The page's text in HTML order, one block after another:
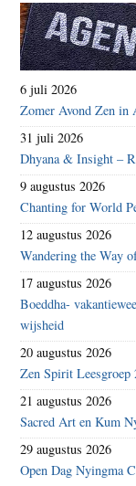
6 juli 2026
Zomer Avond Zen in
31 juli 2026
Dhyana & Insight –
9 augustus 2026
Chanting for World
12 augustus 2026
Wandering the Way
17 augustus 2026
Boeddha-
wijsheid
20 augustus 2026
Zen Spirit Leesgroep
21 augustus 2026
Sacred Art en Kum
29 augustus 2026
Open Dag Nyingma